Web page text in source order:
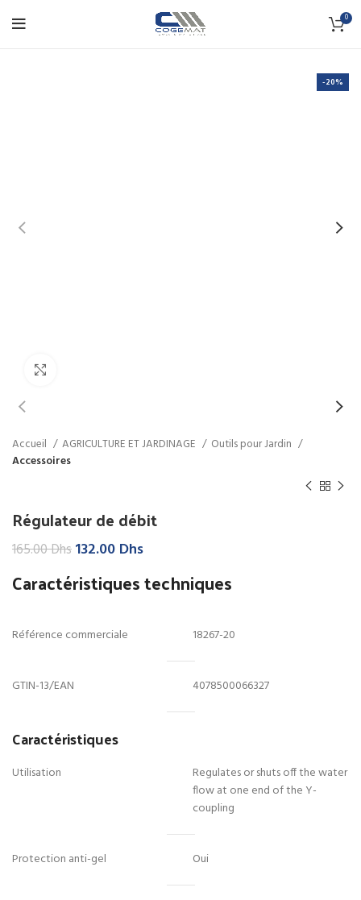
0
-20%
Accueil AGRICULTURE ET JARDINAGE
Outils pour Jardin
Accessoires
Régulateur de débit
165.00DhsLe
initial
était :
132.00 DhsLe
actuel
Caractéristiques techniques
Référence commerciale 18267-20
GTIN-13/EAN 4078500066327
Caractéristiques
Utilisation
Regulates or shuts off the water
flow at one end of the Y-
coupling
Protection anti-gel Oui